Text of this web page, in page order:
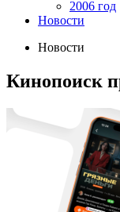
2006 год
Новости
Новости
Кинопоиск